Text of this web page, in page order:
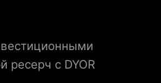
ресерч с DYOR